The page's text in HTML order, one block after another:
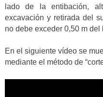
lado de la entibación,
excavación y retirada del
no debe exceder 0,50 m
En el siguiente vídeo se
mediante el método de